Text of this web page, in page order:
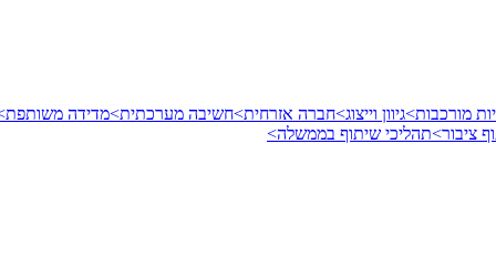
מורכבות>גיוון וייצוג>חברה אזרחית>חשיבה מערכתית>מדידה
ציבור>תהליכי שיתוף בממשלה>